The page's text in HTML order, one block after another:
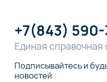
+7(843)
Единая справочная
Подписывайтесь и
новостей